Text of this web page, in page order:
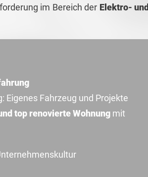
im Bereich der Elektro- und
Eigenes Fahrzeug und Projekte
top renovierte Wohnung mit